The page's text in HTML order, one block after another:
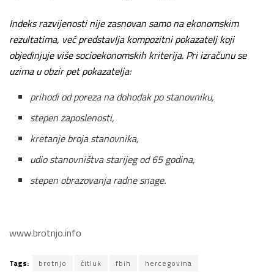
Indeks razvijenosti nije zasnovan samo na ekonomskim
rezultatima, već predstavlja kompozitni pokazatelj koji
objedinjuje više socioekonomskih kriterija. Pri izračunu se
uzima u obzir pet pokazatelja:
prihodi od poreza na dohodak po stanovniku,
stepen zaposlenosti,
kretanje broja stanovnika,
udio stanovništva starijeg od 65 godina,
stepen obrazovanja radne snage.
www.brotnjo.info
Tags: brotnjo čitluk fbih
hercegovina